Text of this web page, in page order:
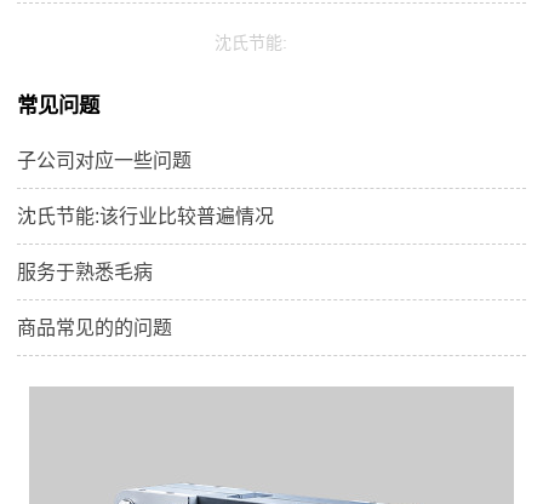
沈氏节能:
常见问题
子公司对应一些问题
沈氏节能:该行业比较普遍情况
服务于熟悉毛病
商品常见的的问题